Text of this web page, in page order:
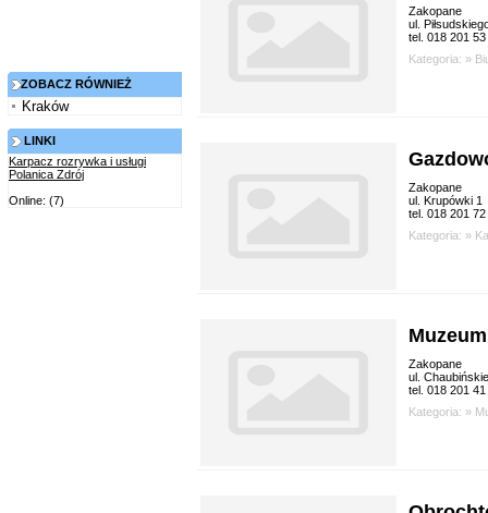
ZOBACZ RÓWNIEŻ
Kraków
LINKI
Karpacz rozrywka i usługi
Polanica Zdrój
Online: (7)
Zakopane
ul.
tel. 018 201 53
Kategoria: »
Zakopane
ul. Krupówki 1
tel. 018 201 72
Kategoria: »
Zakopane
ul.
tel. 018 201 41
Kategoria: »